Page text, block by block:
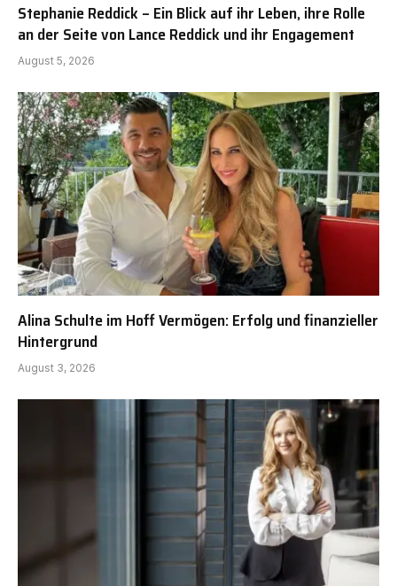
Stephanie Reddick – Ein Blick auf ihr Leben, ihre Rolle
an der Seite von Lance Reddick und ihr Engagement
August 5, 2026
Alina Schulte im Hoff Vermögen: Erfolg und finanzieller
Hintergrund
August 3, 2026